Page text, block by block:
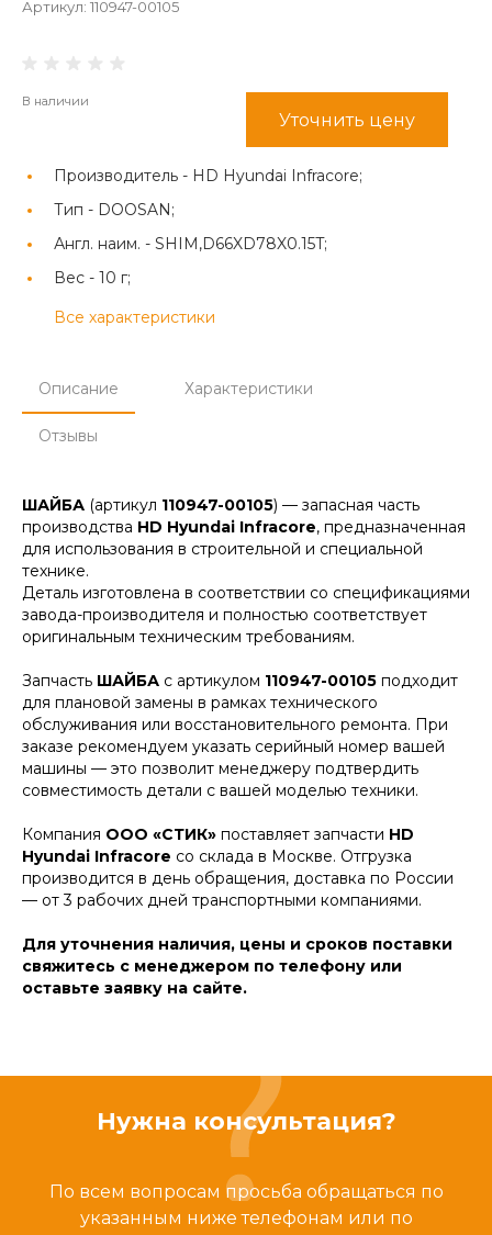
Артикул: 110947-00105
В наличии
Уточнить цену
Производитель - HD Hyundai Infracore;
Тип - DOOSAN;
Англ. наим. - SHIM,D66XD78X0.15T;
Вес - 10 г;
Все характеристики
Описание Характеристики
Отзывы
ШАЙБА (артикул 110947-00105) — запасная часть
производства HD Hyundai Infracore, предназначенная
для использования в строительной и специальной
технике.
Деталь изготовлена в соответствии со спецификациями
завода-производителя и полностью соответствует
оригинальным техническим требованиям.
Запчасть ШАЙБА с артикулом 110947-00105 подходит
для плановой замены в рамках технического
обслуживания или восстановительного ремонта. При
заказе рекомендуем указать серийный номер вашей
машины — это позволит менеджеру подтвердить
совместимость детали с вашей моделью техники.
Компания ООО «СТИК» поставляет запчасти HD
Hyundai Infracore со склада в Москве. Отгрузка
производится в день обращения, доставка по России
— от 3 рабочих дней транспортными компаниями.
Для уточнения наличия, цены и сроков поставки
свяжитесь с менеджером по телефону или
оставьте заявку на сайте.
Нужна консультация?
По всем вопросам просьба обращаться по
указанным ниже телефонам или по